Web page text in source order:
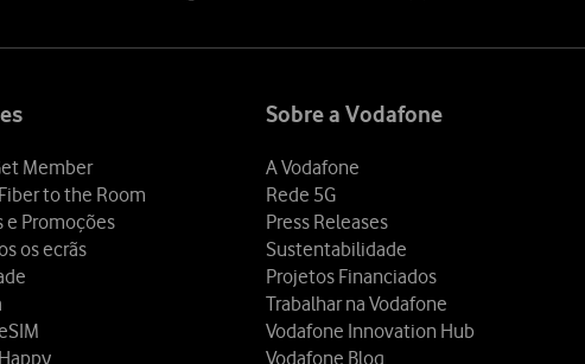
Member
to the Room
e Promoções
os ecrãs
Sobre a Vodafone
A Vodafone
Rede 5G
Press Releases
Sustentabilidade
Projetos Financiados
Trabalhar na Vodafone
Vodafone Innovation Hub
Vodafone Blog